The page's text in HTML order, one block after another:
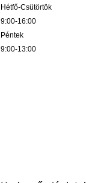
Hétfő-Csütörtök
9:00-16:00
Péntek
9:00-13:00